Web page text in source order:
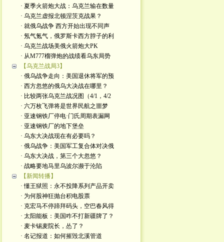
· 夏季火箭炮大战：乌克兰输在数量
· 乌克兰虚报北顿涅茨克战果？
· 就俄乌战争 西方开始出现不同声
· 氖气氪气，俄罗斯卡西方脖子的利
· 乌克兰战场美俄火箭炮大PK
· 从M777榴弹炮的战绩看乌东局势
【乌克兰战局3】
· 俄乌战争走向：美国退休将军的预
· 西方忽悠的俄乌大决战在哪里？
· 比较两张乌克兰战况图（4/1，4/2
· 六万枚飞弹将是世界民航之噩梦
· 亚速钢铁厂停电·门氏周期表漏网
· 亚速钢铁厂的地下堡垒
· 乌东大决战现在有必要吗？
· 俄乌战争：美国军工复合体对决俄
· 乌东大决战，第三个大忽悠？
· 战略要地马里乌波尔濒于沦陷
【新闻转播】
· 懂王狱照：永不投降系列产品开卖
· 为何股神狂抛台积电股票
· 克宏马不停蹄拜码头，空巴春风得
· 太阳能板：美国咋不打新疆牌了？
· 麦卡锡麦院长，怂了？
· 名记报道：如何摧毁北溪管道